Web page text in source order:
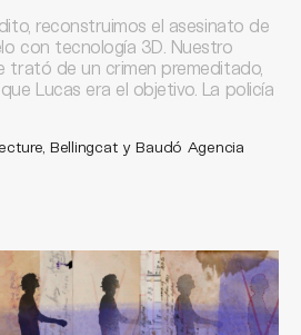
reconstruimos el asesinato de
con tecnología 3D. Nuestro
trató de un crimen premeditado,
Lucas era el objetivo. La policía
Bellingcat y Baudó Agencia